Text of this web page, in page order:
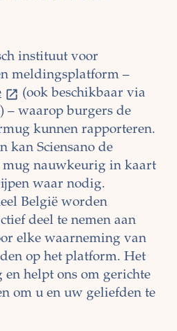
instituut voor
meldingsplatform –
(ook beschikbaar via
– waarop burgers de
kunnen rapporteren.
kan Sciensano de
nauwkeurig in kaart
waar nodig.
België worden
deel te nemen aan
elke waarneming van
op het platform. Het
helpt ons om gerichte
om u en uw geliefden te